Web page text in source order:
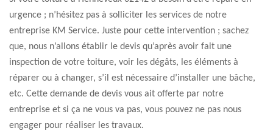
urgence ; n’hésitez pas à solliciter les services de notre
entreprise KM Service. Juste pour cette intervention ; sachez
que, nous n’allons établir le devis qu’après avoir fait une
inspection de votre toiture, voir les dégâts, les éléments à
réparer ou à changer, s’il est nécessaire d’installer une bâche,
etc. Cette demande de devis vous ait offerte par notre
entreprise et si ça ne vous va pas, vous pouvez ne pas nous
engager pour réaliser les travaux.